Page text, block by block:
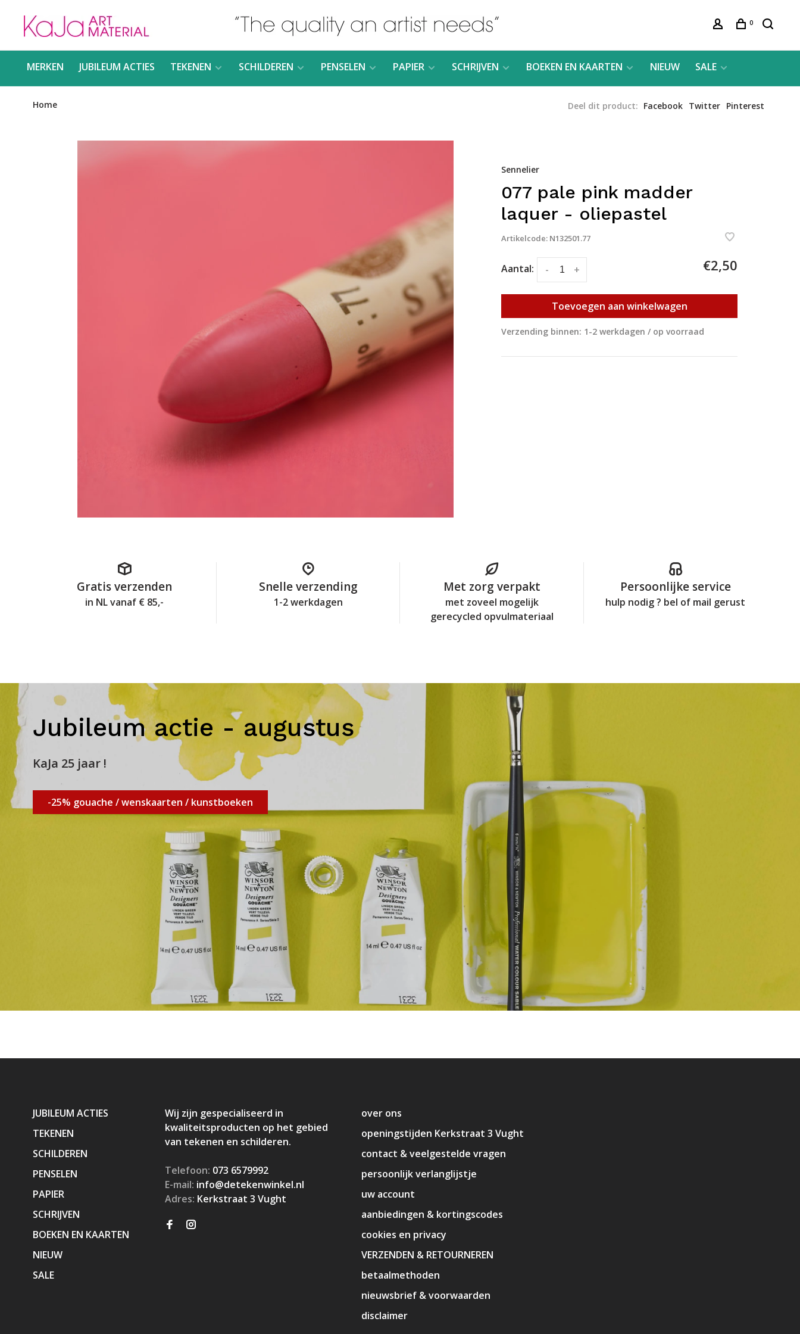
0
MERKEN JUBILEUM ACTIES TEKENEN SCHILDEREN PENSELEN PAPIER SCHRIJVEN BOEKEN EN KAARTEN NIEUW SALE
Home Deel dit product: Facebook Twitter Pinterest
Sennelier
077 pale pink madder
laquer - oliepastel
Artikelcode: N132501.77
Aantal: +
- €2,50
Toevoegen aan winkelwagen
Verzending binnen: 1-2 werkdagen / op voorraad
Gratis verzenden
in NL vanaf € 85,-
Snelle verzending
1-2 werkdagen
Met zorg verpakt
met zoveel mogelijk
gerecycled opvulmateriaal
Persoonlijke service
hulp nodig ? bel of mail gerust
Jubileum actie - augustus
KaJa 25 jaar !
-25% gouache / wenskaarten / kunstboeken
JUBILEUM ACTIES
TEKENEN
SCHILDEREN
PENSELEN
PAPIER
SCHRIJVEN
BOEKEN EN KAARTEN
NIEUW
SALE
Wij zijn gespecialiseerd in
kwaliteitsproducten op het gebied
van tekenen en schilderen.
Telefoon: 073 6579992
E-mail: info@detekenwinkel.nl
Adres: Kerkstraat 3 Vught
over ons
openingstijden Kerkstraat 3 Vught
contact & veelgestelde vragen
persoonlijk verlanglijstje
uw account
aanbiedingen & kortingscodes
cookies en privacy
VERZENDEN & RETOURNEREN
betaalmethoden
nieuwsbrief & voorwaarden
disclaimer